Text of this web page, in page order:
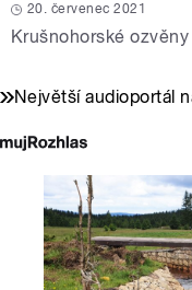
20. červenec 2021
Krušnohorské ozvěny
Největší audioportál